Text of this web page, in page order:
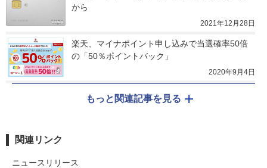
から
2021年12月28日
楽天、マイナポイント申し込みで当選確率50倍
の「50％ポイントバック」
2020年9月4日
もっと関連記事を見る
関連リンク
ニュースリリース